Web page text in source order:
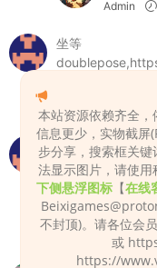
Admin
坐等
dsno2 2022-
下载不了了？
xdjydzyr
正常下载
Admin
本站资源依赖齐全
信息更少，实物截屏
步分享，搜索框关
法显示图片，请使
下侧悬浮图标 【在线
不封顶)。请各位会
或
https://